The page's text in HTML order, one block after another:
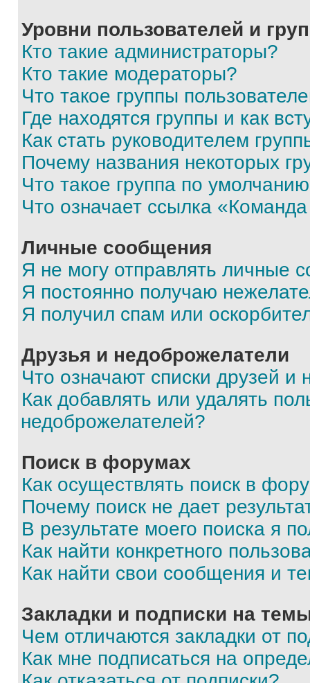
Уровни пользователей и
Кто такие администраторы?
Кто такие модераторы?
Что такое группы
Где находятся группы и как
Как стать руководителем
Почему названия некоторых
Что такое группа по
Что означает ссылка
Личные сообщения
Я не могу отправлять личные
Я постоянно получаю
Я получил спам или
Друзья и недоброжелатели
Что означают списки друзей и
Как добавлять или удалять
недоброжелателей?
Поиск в форумах
Как осуществлять поиск в
Почему поиск не дает
В результате моего поиска я
Как найти конкретного
Как найти свои сообщения и
Закладки и подписки на
Чем отличаются закладки от
Как мне подписаться на